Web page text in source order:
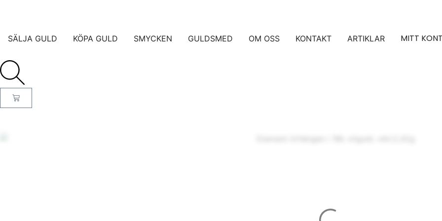
SÄLJA GULD KÖPA GULD SMYCKEN GULDSMED OM OSS KONTAKT ARTIKLAR MITT